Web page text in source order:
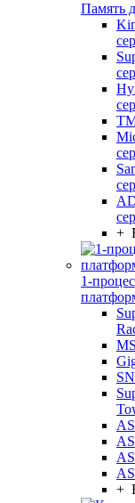
Память
+
1-
+